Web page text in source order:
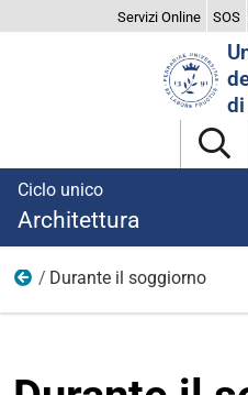
Servizi Online SOS
di
Ciclo unico
Architettura
Erasmus+ Studio
Durante il soggiorno